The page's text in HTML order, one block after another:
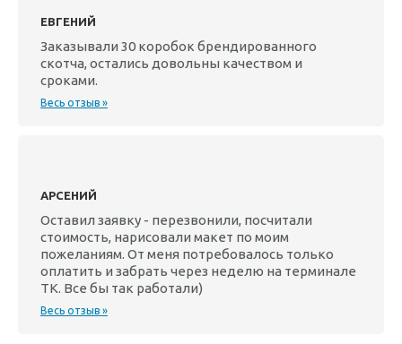
ЕВГЕНИЙ
Заказывали 30 коробок брендированного
скотча, остались довольны качеством и
сроками.
Весь отзыв »
АРСЕНИЙ
Оставил заявку - перезвонили, посчитали
стоимость, нарисовали макет по моим
пожеланиям. От меня потребовалось только
оплатить и забрать через неделю на терминале
ТК. Все бы так работали)
Весь отзыв »